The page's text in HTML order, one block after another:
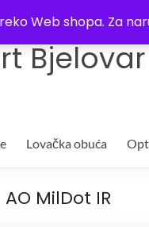
Web shopa. Za
Bjelovar
Lovačka obuća
MilDot IR